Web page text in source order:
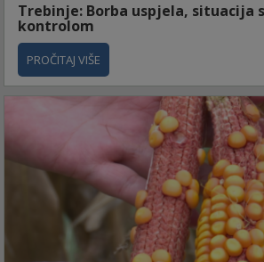
Trebinje: Borba uspjela, situacija
kontrolom
PROČITAJ VIŠE